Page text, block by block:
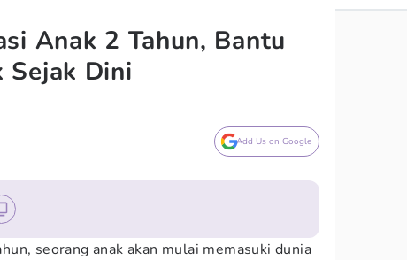
Anak 2 Tahun, Bantu
Sejak Dini
Add Us on Google
seorang anak akan mulai memasuki dunia